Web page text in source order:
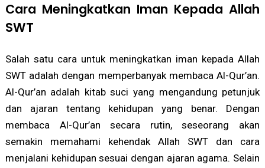
Cara Meningkatkan Iman Kepada Allah
SWT
Salah satu cara untuk meningkatkan iman kepada Allah
SWT adalah dengan memperbanyak membaca Al-Qur’an.
Al-Qur’an adalah kitab suci yang mengandung petunjuk
dan ajaran tentang kehidupan yang benar. Dengan
membaca Al-Qur’an secara rutin, seseorang akan
semakin memahami kehendak Allah SWT dan cara
menjalani kehidupan sesuai dengan ajaran agama. Selain